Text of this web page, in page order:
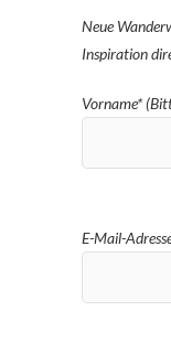
Neue
Inspiration
Vorname*
E-Mail-